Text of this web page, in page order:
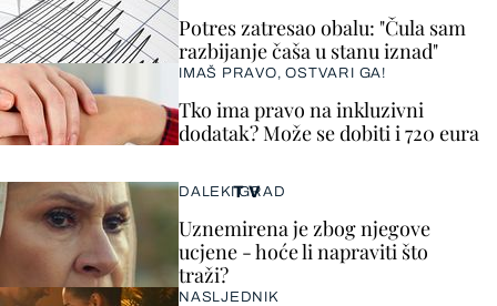
Potres zatresao obalu: "Čula sam
razbijanje čaša u stanu iznad"
IMAŠ PRAVO, OSTVARI GA!
Tko ima pravo na inkluzivni
dodatak? Može se dobiti i 720 eura
TV
DALEKI GRAD
Uznemirena je zbog njegove
ucjene - hoće li napraviti što
traži?
NASLJEDNIK